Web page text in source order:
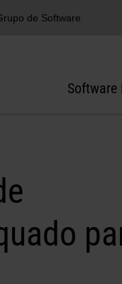
de Software
Software